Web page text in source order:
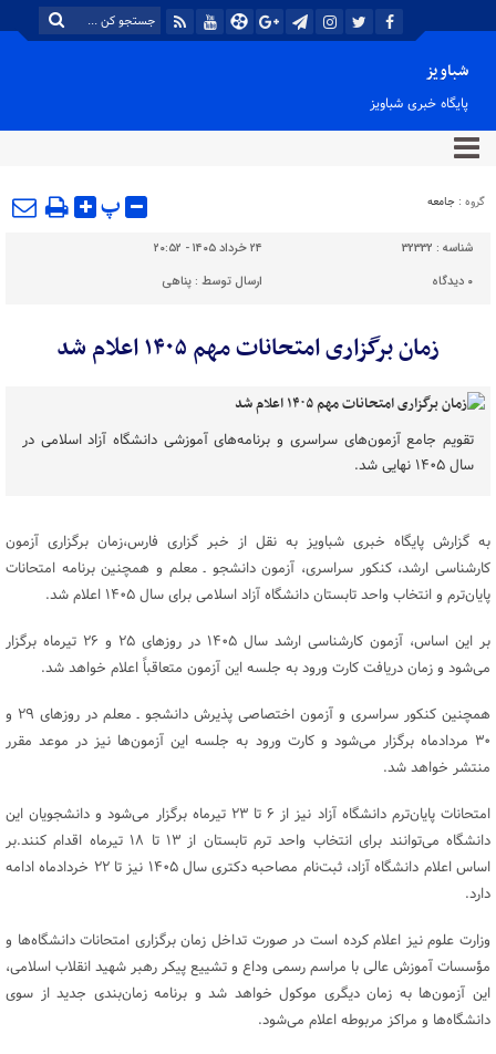
شباویز
پایگاه خبری شباویز
گروه : جامعه پ
شناسه : 32332
۲۴ خرداد ۱۴۰۵ - ۲۰:۵۲
۰ دیدگاه ارسال توسط :پناهی
زمان برگزاری امتحانات مهم ۱۴۰۵ اعلام شد
تقویم جامع آزمون‌های سراسری و برنامه‌های آموزشی دانشگاه آزاد اسلامی در
سال ۱۴۰۵ نهایی شد.
به گزارش پایگاه خبری شباویز به نقل از خبر گزاری فارس،زمان برگزاری آزمون
کارشناسی ارشد، کنکور سراسری، آزمون دانشجو ـ معلم و همچنین برنامه امتحانات
پایان‌ترم و انتخاب واحد تابستان دانشگاه آزاد اسلامی برای سال ۱۴۰۵ اعلام شد.
بر این اساس، آزمون کارشناسی ارشد سال ۱۴۰۵ در روزهای ۲۵ و ۲۶ تیرماه برگزار
می‌شود و زمان دریافت کارت ورود به جلسه این آزمون متعاقباً اعلام خواهد شد.
همچنین کنکور سراسری و آزمون اختصاصی پذیرش دانشجو ـ معلم در روزهای ۲۹ و
۳۰ مردادماه برگزار می‌شود و کارت ورود به جلسه این آزمون‌ها نیز در موعد مقرر
منتشر خواهد شد.
امتحانات پایان‌ترم دانشگاه آزاد نیز از ۶ تا ۲۳ تیرماه برگزار می‌شود و دانشجویان این
دانشگاه می‌توانند برای انتخاب واحد ترم تابستان از ۱۳ تا ۱۸ تیرماه اقدام کنند.بر
اساس اعلام دانشگاه آزاد، ثبت‌نام مصاحبه دکتری سال ۱۴۰۵ نیز تا ۲۲ خردادماه ادامه
دارد.
وزارت علوم نیز اعلام کرده است در صورت تداخل زمان برگزاری امتحانات دانشگاه‌ها و
مؤسسات آموزش عالی با مراسم رسمی وداع و تشییع پیکر رهبر شهید انقلاب اسلامی،
این آزمون‌ها به زمان دیگری موکول خواهد شد و برنامه زمان‌بندی جدید از سوی
دانشگاه‌ها و مراکز مربوطه اعلام می‌شود.